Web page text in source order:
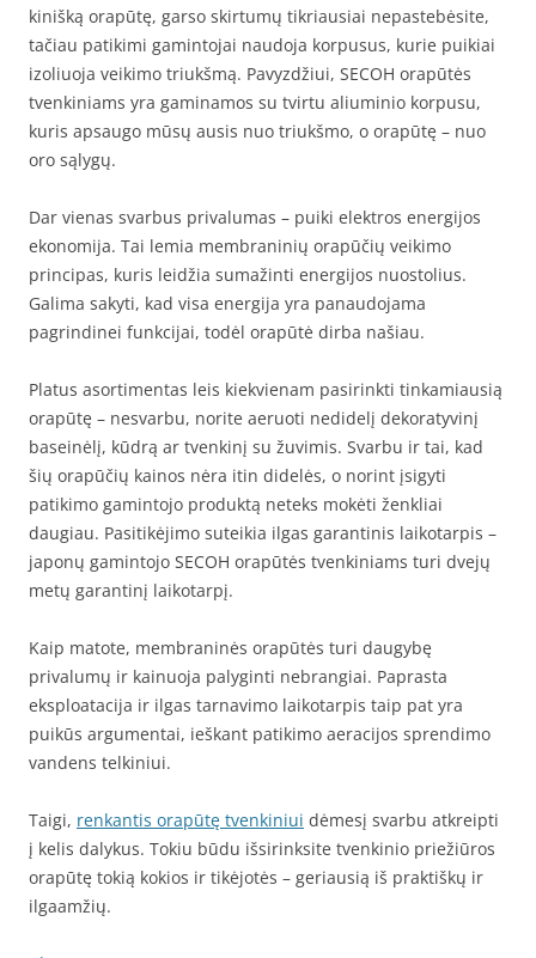
kinišką orapūtę, garso skirtumų tikriausiai nepastebėsite,
tačiau patikimi gamintojai naudoja korpusus, kurie puikiai
izoliuoja veikimo triukšmą. Pavyzdžiui, SECOH orapūtės
tvenkiniams yra gaminamos su tvirtu aliuminio korpusu,
kuris apsaugo mūsų ausis nuo triukšmo, o orapūtę – nuo
oro sąlygų.
Dar vienas svarbus privalumas – puiki elektros energijos
ekonomija. Tai lemia membraninių orapūčių veikimo
principas, kuris leidžia sumažinti energijos nuostolius.
Galima sakyti, kad visa energija yra panaudojama
pagrindinei funkcijai, todėl orapūtė dirba našiau.
Platus asortimentas leis kiekvienam pasirinkti tinkamiausią
orapūtę – nesvarbu, norite aeruoti nedidelį dekoratyvinį
baseinėlį, kūdrą ar tvenkinį su žuvimis. Svarbu ir tai, kad
šių orapūčių kainos nėra itin didelės, o norint įsigyti
patikimo gamintojo produktą neteks mokėti ženkliai
daugiau. Pasitikėjimo suteikia ilgas garantinis laikotarpis –
japonų gamintojo SECOH orapūtės tvenkiniams turi dvejų
metų garantinį laikotarpį.
Kaip matote, membraninės orapūtės turi daugybę
privalumų ir kainuoja palyginti nebrangiai. Paprasta
eksploatacija ir ilgas tarnavimo laikotarpis taip pat yra
puikūs argumentai, ieškant patikimo aeracijos sprendimo
vandens telkiniui.
Taigi, renkantis orapūtę tvenkiniui dėmesį svarbu atkreipti
į kelis dalykus. Tokiu būdu išsirinksite tvenkinio priežiūros
orapūtę tokią kokios ir tikėjotės – geriausią iš praktiškų ir
ilgaamžių.